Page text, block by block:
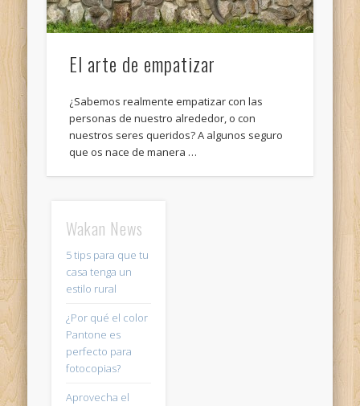
El arte de empatizar
¿Sabemos realmente empatizar con las
personas de nuestro alrededor, o con
nuestros seres queridos? A algunos seguro
que os nace de manera …
Wakan News
5 tips para que tu
casa tenga un
estilo rural
¿Por qué el color
Pantone es
perfecto para
fotocopias?
Aprovecha el